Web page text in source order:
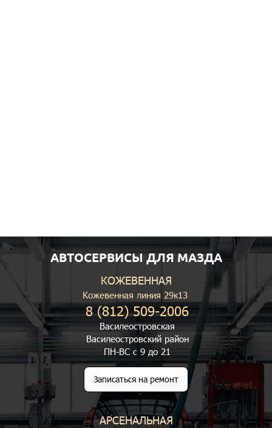
АВТОСЕРВИСЫ ДЛЯ МАЗДА
КОЖЕВЕННАЯ
Кожевенная линия 29к13
8 (812) 509-2006
Василеостровская
Василеостровский район
ПН-ВС с 9 до 21
Записаться на ремонт
АРСЕНАЛЬНАЯ